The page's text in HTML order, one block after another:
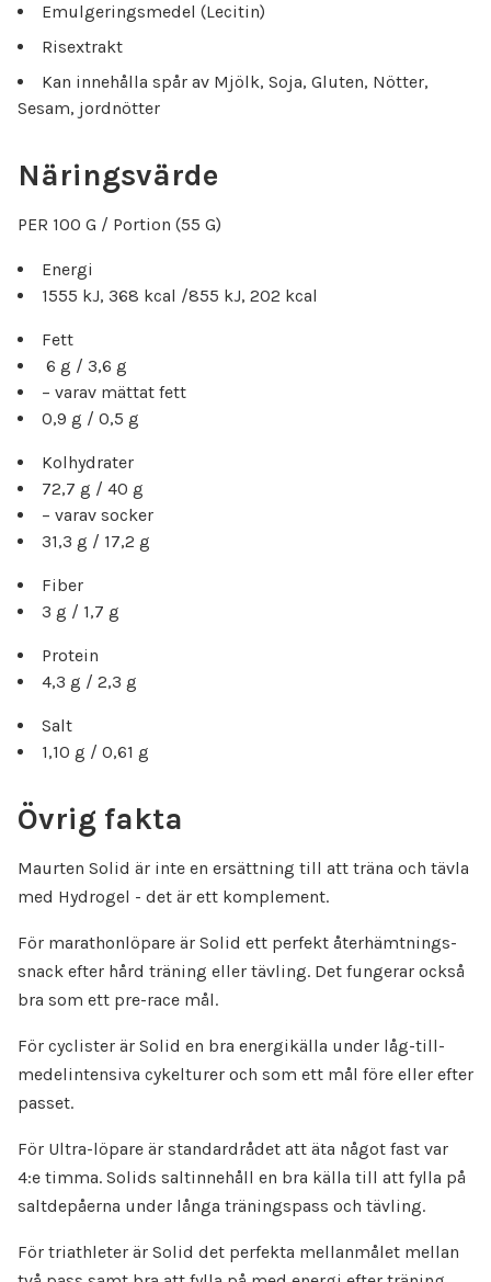
Emulgeringsmedel (Lecitin)
Risextrakt
Kan innehålla spår av Mjölk, Soja, Gluten, Nötter,
Sesam, jordnötter
Näringsvärde
PER 100 G / Portion (55 G)
Energi
1555 kJ, 368 kcal /855 kJ, 202 kcal
Fett
6 g / 3,6 g
– varav mättat fett
0,9 g / 0,5 g
Kolhydrater
72,7 g / 40 g
– varav socker
31,3 g / 17,2 g
Fiber
3 g / 1,7 g
Protein
4,3 g / 2,3 g
Salt
1,10 g / 0,61 g
Övrig fakta
Maurten Solid är inte en ersättning till att träna och tävla
med Hydrogel - det är ett komplement.
För marathonlöpare är Solid ett perfekt återhämtnings-
snack efter hård träning eller tävling. Det fungerar också
bra som ett pre-race mål.
För cyclister är Solid en bra energikälla under låg-till-
medelintensiva cykelturer och som ett mål före eller efter
passet.
För Ultra-löpare är standardrådet att äta något fast var
4:e timma. Solids saltinnehåll en bra källa till att fylla på
saltdepåerna under långa träningspass och tävling.
För triathleter är Solid det perfekta mellanmålet mellan